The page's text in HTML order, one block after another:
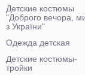
Детские костюмы
"Доброго вечора,
з України"
Одежда детская
Детские костюмы-
тройки